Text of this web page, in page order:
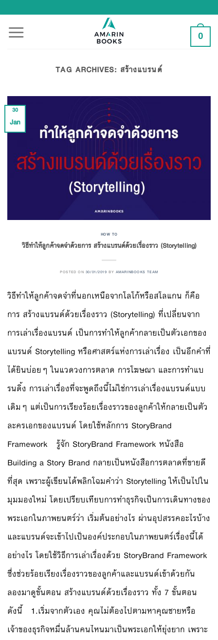
to
content
0
TAG ARCHIVES: สร้างแบรนด์
30
Jan
HOW TO
วิธีทำให้ลูกค้าจดจำด้วยการ สร้างแบรนด์ด้วยเรื่องราว (Storytelling)
POSTED ON 30/01/2019 BY AMARINBOOKS TEAM
วิธีทำให้ลูกค้าจดจำที่นอกเหนือจากโลโก้หรือสโลแกน ก็คือ
การ สร้างแบรนด์ด้วยเรื่องราว (Storytelling) ที่เปลี่ยนจาก
การเล่าเรื่องแบรนด์ เป็นการทำให้ลูกค้ากลายเป็นตัวเอกของ
แบรนด์ Storytelling หรือศาสตร์แห่งการเล่าเรื่อง เป็นอีกคำที่
ได้ยินบ่อยๆ ในแวดวงการตลาด การโฆษณา และการทำแบ
รนดิ้ง การเล่าเรื่องที่จะพูดถึงนี้ไม่ใช่การเล่าเรื่องแบรนด์แบบ
เดิมๆ แต่เป็นการเรียงร้อยเรื่องราวของลูกค้าให้กลายเป็นตัว
ละครเอกของแบรนด์ โดยใช้หลักการ StoryBrand
Framework รู้จัก StoryBrand Framework หนังสือ
Building a Story Brand กลายเป็นหนังสือการตลาดที่ขายดี
ที่สุด เพราะผู้เขียนได้พลิกโฉมคำว่า Storytelling ให้เป็นไปใน
มุมมองใหม่ โดยเปรียบเทียบการทำธุรกิจเป็นการเดินทางของ
พระเอกในภาพยนตร์ว่า เริ่มต้นอย่างไร ผ่านอุปสรรคอะไรบ้าง
และแบรนด์จะเข้าไปเป็นองค์ประกอบในภาพยนตร์เรื่องนี้ได้
อย่างไร โดยใช้วิธีการเล่าเรื่องด้วย StoryBrand Framework
ซึ่งช่วยร้อยเรียงเรื่องราวของลูกค้าและแบรนด์เข้าด้วยกัน
ลองมาดูขั้นตอน สร้างแบรนด์ด้วยเรื่องราว ทั้ง 7 ขั้นตอน
ดังนี้ 1.เริ่มจากตัวเอง คุณไม่ต้องไปตามหาคุณชายหรือ
เจ้าของธุรกิจหมื่นล้านคนไหนมาเป็นพระเอกให้ยุ่งยาก เพราะ